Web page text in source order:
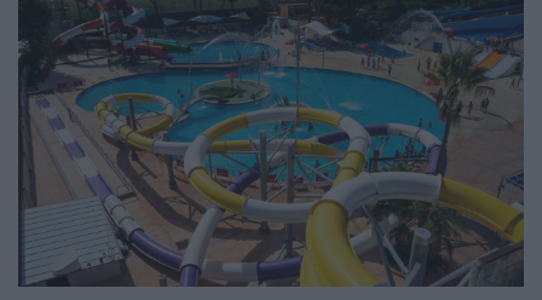
Carnet Jove
Tecnologia:
Sobrevia.net
Mitjà associata